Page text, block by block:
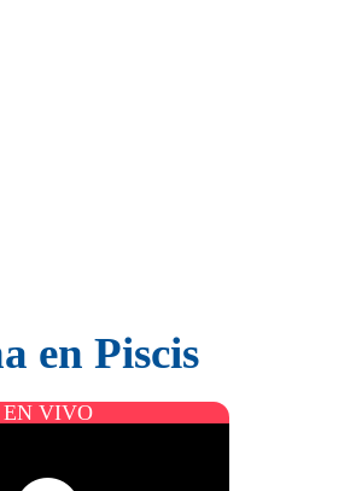
en Piscis
EN VIVO